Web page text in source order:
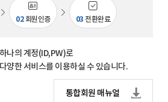
02회원인증 03 전환완료
나의 계정(ID,PW)로
양한 서비스를 이용하실 수 있습니다.
통합회원 매뉴얼